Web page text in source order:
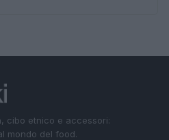
cibo etnico e accessori:
mondo del food.